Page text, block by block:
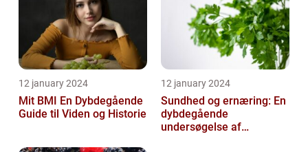
12 january 2024
Mit BMI En Dybdegående
Guide til Viden og Historie
12 january 2024
Sundhed og ernæring: En
dybdegående
undersøgelse af